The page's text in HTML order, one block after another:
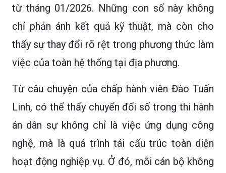
từ tháng 01/2026. Những con số này không
chỉ phản ánh kết quả kỹ thuật, mà còn cho
thấy sự thay đổi rõ rệt trong phương thức làm
việc của toàn hệ thống tại địa phương.
Từ câu chuyện của chấp hành viên Đào Tuấn
Linh, có thể thấy chuyển đổi số trong thi hành
án dân sự không chỉ là việc ứng dụng công
nghệ, mà là quá trình tái cấu trúc toàn diện
hoạt động nghiệp vụ. Ở đó, mỗi cán bộ không